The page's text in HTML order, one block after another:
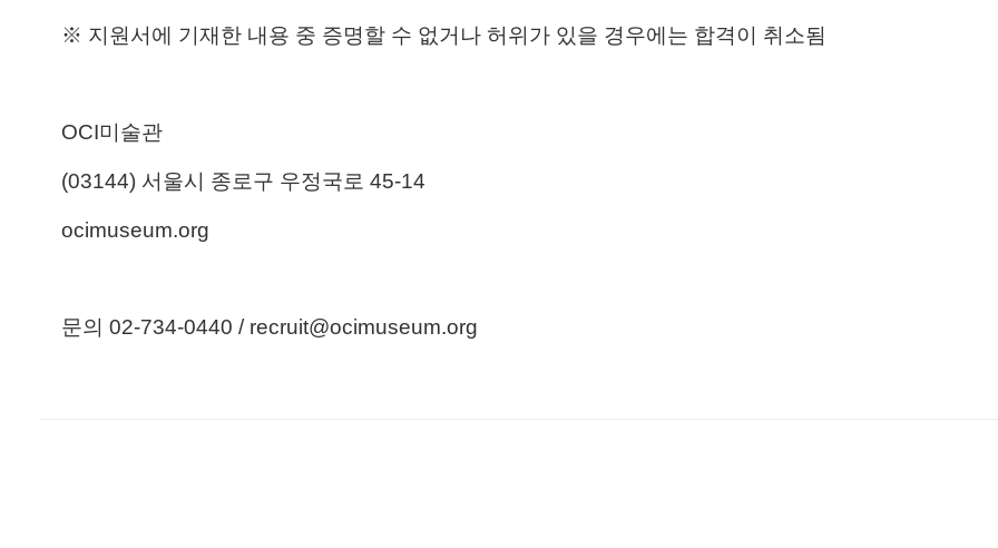
※ 지원서에 기재한 내용 중 증명할 수 없거나 허위가 있을 경우에는 합격이 취소됨
OCI미술관
(03144) 서울시 종로구 우정국로 45-14
ocimuseum.org
문의 02-734-0440 / recruit@ocimuseum.org